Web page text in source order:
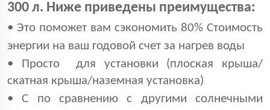
300 л. Ниже приведены преимущества:
• Это поможет вам сэкономить 80% Стоимость
энергии на ваш годовой счет за нагрев воды
•
Просто для установки (плоская крыша/
скатная крыша/наземная установка)
•
C по сравнению с другими солнечными